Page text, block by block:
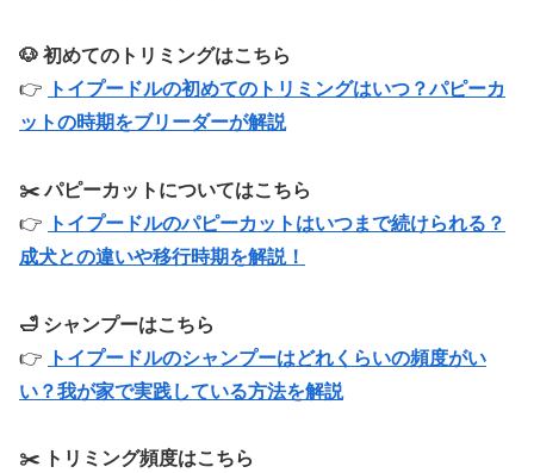
🐶 初めてのトリミングはこちら
👉
トイプードルの初めてのトリミングはいつ？パピーカ
ットの時期をブリーダーが解説
✂️ パピーカットについてはこちら
👉
トイプードルのパピーカットはいつまで続けられる？
成犬との違いや移行時期を解説！
🛁 シャンプーはこちら
👉
トイプードルのシャンプーはどれくらいの頻度がい
い？我が家で実践している方法を解説
✂️ トリミング頻度はこちら